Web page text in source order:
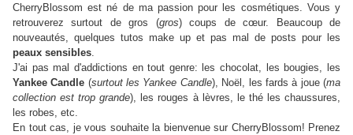
CherryBlossom est né de ma passion pour les cosmétiques. Vous y
retrouverez surtout de gros (gros) coups de cœur. Beaucoup de
nouveautés, quelques tutos make up et pas mal de posts pour les
peaux sensibles.
J'ai pas mal d'addictions en tout genre: les chocolat, les bougies, les
Yankee Candle (surtout les Yankee Candle), Noël, les fards à joue (ma
collection est trop grande), les rouges à lèvres, le thé les chaussures,
les robes, etc.
En tout cas, je vous souhaite la bienvenue sur CherryBlossom! Prenez